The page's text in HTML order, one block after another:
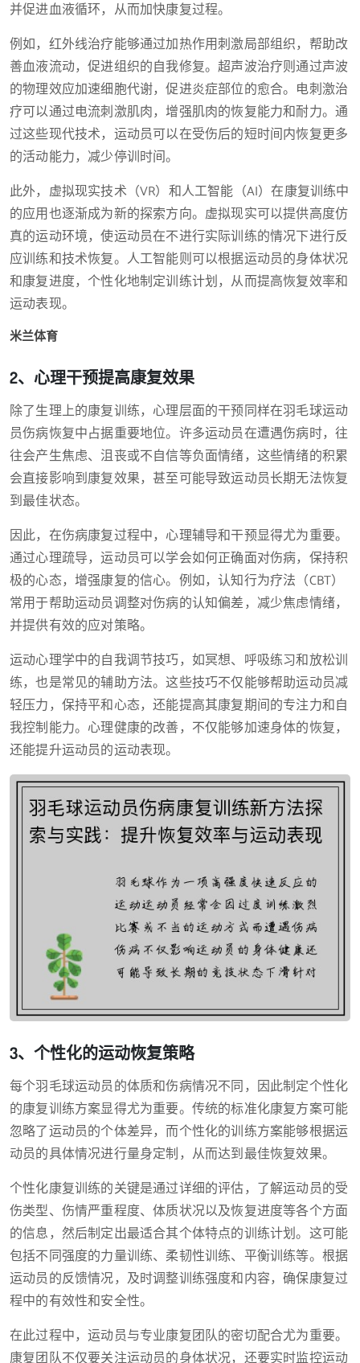
并促进血液循环，从而加快康复过程。
例如，红外线治疗能够通过加热作用刺激局部组织，帮助改
善血液流动，促进组织的自我修复。超声波治疗则通过声波
的物理效应加速细胞代谢，促进炎症部位的愈合。电刺激治
疗可以通过电流刺激肌肉，增强肌肉的恢复能力和耐力。通
过这些现代技术，运动员可以在受伤后的短时间内恢复更多
的活动能力，减少停训时间。
此外，虚拟现实技术（VR）和人工智能（AI）在康复训练中
的应用也逐渐成为新的探索方向。虚拟现实可以提供高度仿
真的运动环境，使运动员在不进行实际训练的情况下进行反
应训练和技术恢复。人工智能则可以根据运动员的身体状况
和康复进度，个性化地制定训练计划，从而提高恢复效率和
运动表现。
米兰体育
2、心理干预提高康复效果
除了生理上的康复训练，心理层面的干预同样在羽毛球运动
员伤病恢复中占据重要地位。许多运动员在遭遇伤病时，往
往会产生焦虑、沮丧或不自信等负面情绪，这些情绪的积累
会直接影响到康复效果，甚至可能导致运动员长期无法恢复
到最佳状态。
因此，在伤病康复过程中，心理辅导和干预显得尤为重要。
通过心理疏导，运动员可以学会如何正确面对伤病，保持积
极的心态，增强康复的信心。例如，认知行为疗法（CBT）
常用于帮助运动员调整对伤病的认知偏差，减少焦虑情绪，
并提供有效的应对策略。
运动心理学中的自我调节技巧，如冥想、呼吸练习和放松训
练，也是常见的辅助方法。这些技巧不仅能够帮助运动员减
轻压力，保持平和心态，还能提高其康复期间的专注力和自
我控制能力。心理健康的改善，不仅能够加速身体的恢复，
还能提升运动员的运动表现。
3、个性化的运动恢复策略
每个羽毛球运动员的体质和伤病情况不同，因此制定个性化
的康复训练方案显得尤为重要。传统的标准化康复方案可能
忽略了运动员的个体差异，而个性化的训练方案能够根据运
动员的具体情况进行量身定制，从而达到最佳恢复效果。
个性化康复训练的关键是通过详细的评估，了解运动员的受
伤类型、伤情严重程度、体质状况以及恢复进度等各个方面
的信息，然后制定出最适合其个体特点的训练计划。这可能
包括不同强度的力量训练、柔韧性训练、平衡训练等。根据
运动员的反馈情况，及时调整训练强度和内容，确保康复过
程中的有效性和安全性。
在此过程中，运动员与专业康复团队的密切配合尤为重要。
康复团队不仅要关注运动员的身体状况，还要实时监控运动